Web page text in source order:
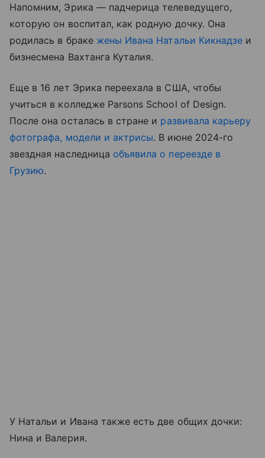
Напомним, Эрика — падчерица телеведущего,
которую он воспитал, как родную дочку. Она
родилась в браке жены Ивана Натальи Кикнадзе и
бизнесмена Вахтанга Куталия.
Еще в 16 лет Эрика переехала в США, чтобы
учиться в колледже Parsons School of Design.
После она осталась в стране и развивала карьеру
фотографа, модели и актрисы. В июне 2024-го
звездная наследница объявила о переезде в
Грузию.
У Натальи и Ивана также есть две общих дочки:
Нина и Валерия.